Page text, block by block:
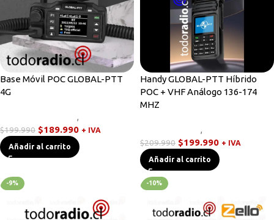
Base Móvil POC GLOBAL-PTT
4G
,
$199.990 $189.990 + IVA
Añadir al carrito
Handy GLOBAL-PTT Híbrido
POC + VHF Análogo 136-174
MHZ
,
$209.990 $199.990 + IVA
Añadir al carrito
-9% -10%